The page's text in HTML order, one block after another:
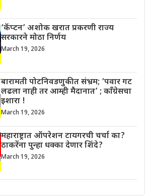
‘कॅप्टन’ अशोक खरात प्रकरणी राज्य
सरकारने मोठा निर्णय
March 19, 2026
बारामती पोटनिवडणुकीत संभ्रम; ‘पवार गट
लढला नाही तर आम्ही मैदानात’ ; काँग्रेसचा
इशारा !
March 19, 2026
महाराष्ट्रात ऑपरेशन टायगरची चर्चा का?
ठाकरेंना पुन्हा धक्का देणार शिंदे?
March 19, 2026